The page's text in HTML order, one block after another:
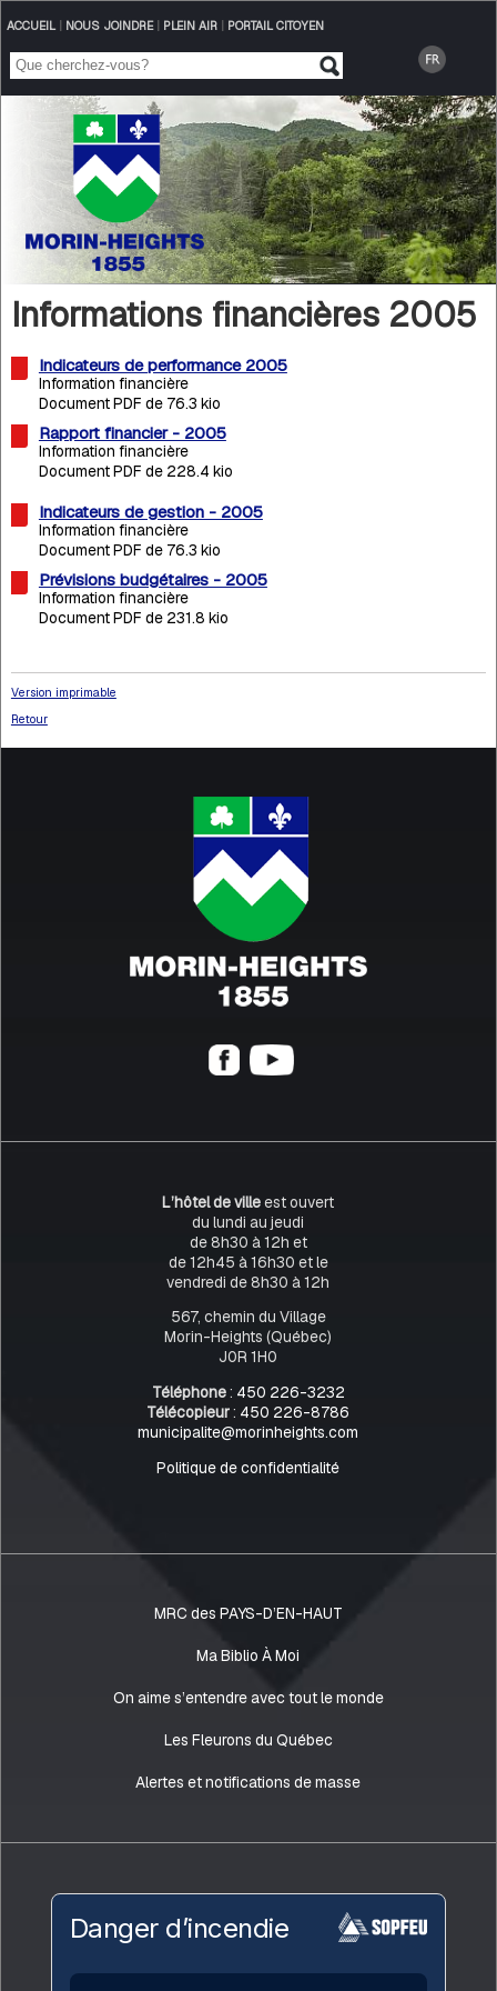
ACCUEIL| NOUS JOINDRE| PLEIN AIR| PORTAIL CITOYEN
Informations financières 2005
Indicateurs de performance 2005
Information financière
Document PDF de 76.3 kio
Rapport financier - 2005
Information financière
Document PDF de 228.4 kio
Indicateurs de gestion - 2005
Information financière
Document PDF de 76.3 kio
Prévisions budgétaires - 2005
Information financière
Document PDF de 231.8 kio
Version imprimable
Retour
L’hôtel de villeest ouvert
du lundi au jeudi
de 8h30 à 12h et
de 12h45 à 16h30 et le
vendredi de 8h30 à 12h
567, chemin du Village
Morin-Heights (Québec)
J0R 1H0
Téléphone: 450 226-3232
Télécopieur: 450 226-8786
municipalite@morinheights.com
Politique de confidentialité
MRC des PAYS-D’EN-HAUT
Ma Biblio À Moi
On aime s’entendre avec tout le monde
Les Fleurons du Québec
Alertes et notifications de masse
Danger d’incendie